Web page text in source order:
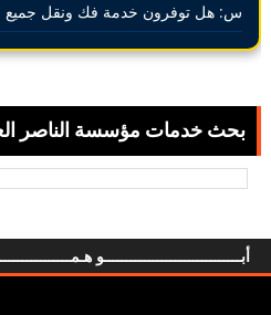
س: هل توفرون خدمة فك ونقل جميع
بحث خدمات مؤسسة الناصر
أبـــــــــــــــــــــــــــــــو